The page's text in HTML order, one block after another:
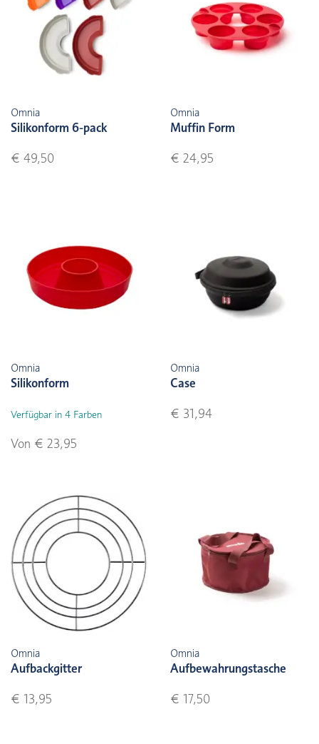
Omnia
Silikonform 6-pack
€ 49,50
Omnia
Muffin Form
€ 24,95
Omnia
Silikonform
Verfügbar in 4 Farben
Von € 23,95
Omnia
Case
€ 31,94
Omnia
Aufbackgitter
€ 13,95
Omnia
Aufbewahrungstasche
€ 17,50